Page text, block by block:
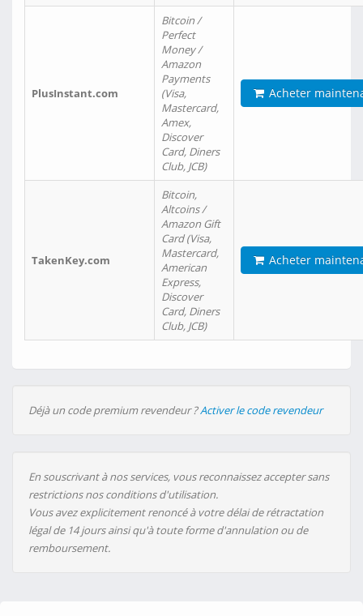
PlusInstant.com
Bitcoin /
Perfect
Money /
Amazon
Payments
(Visa,
Mastercard,
Amex,
Discover
Card, Diners
Club, JCB)
Acheter
TakenKey.com
Bitcoin,
Altcoins /
Amazon Gift
Card (Visa,
Mastercard,
American
Express,
Discover
Card, Diners
Club, JCB)
Acheter
Déjà un code premium revendeur ?Activer le code revendeur
En souscrivant à nos services, vous reconnaissez accepter sans
restrictions nos conditions d'utilisation.
Vous avez explicitement renoncé à votre délai de rétractation
légal de 14 jours ainsi qu'à toute forme d'annulation ou de
remboursement.